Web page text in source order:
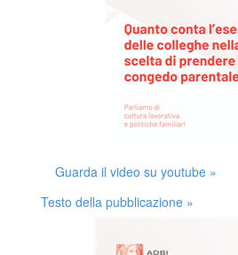
Guarda il video su youtube »
Testo della pubblicazione »